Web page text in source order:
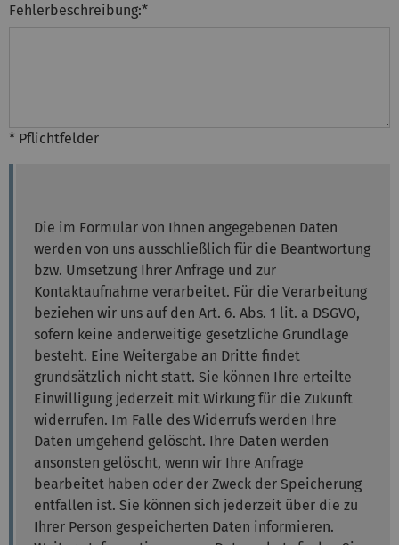
Fehlerbeschreibung:*
* Pflichtfelder
Die im Formular von Ihnen angegebenen Daten
werden von uns ausschließlich für die Beantwortung
bzw. Umsetzung Ihrer Anfrage und zur
Kontaktaufnahme verarbeitet. Für die Verarbeitung
beziehen wir uns auf den Art. 6. Abs. 1 lit. a DSGVO,
sofern keine anderweitige gesetzliche Grundlage
besteht. Eine Weitergabe an Dritte findet
grundsätzlich nicht statt. Sie können Ihre erteilte
Einwilligung jederzeit mit Wirkung für die Zukunft
widerrufen. Im Falle des Widerrufs werden Ihre
Daten umgehend gelöscht. Ihre Daten werden
ansonsten gelöscht, wenn wir Ihre Anfrage
bearbeitet haben oder der Zweck der Speicherung
entfallen ist. Sie können sich jederzeit über die zu
Ihrer Person gespeicherten Daten informieren.